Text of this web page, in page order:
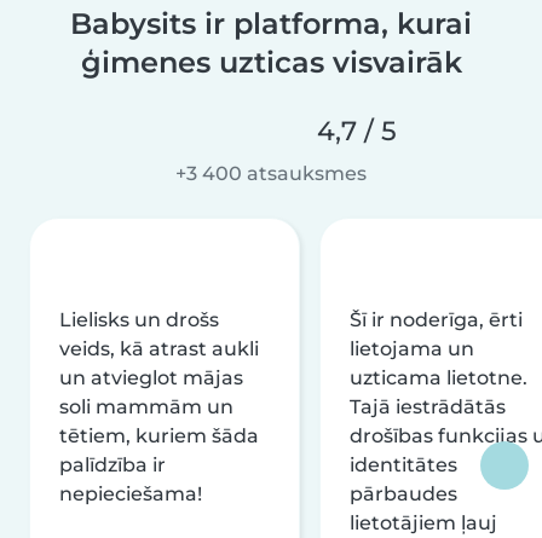
Babysits ir platforma, kurai
ģimenes uzticas visvairāk
4,7 / 5
+3 400 atsauksmes
Lielisks un drošs
veids, kā atrast aukli
un atvieglot mājas
soli mammām un
tētiem, kuriem šāda
palīdzība ir
nepieciešama!
Šī ir noderīga, ērti
lietojama un
uzticama lietotne.
Tajā iestrādātās
drošības funkcijas
identitātes
pārbaudes
lietotājiem ļauj